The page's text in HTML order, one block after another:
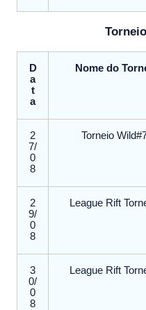
D
a
t
a
Nome do
2
7/
0
8
Torneio
2
9/
0
8
League Rift
3
0/
0
8
League Rift